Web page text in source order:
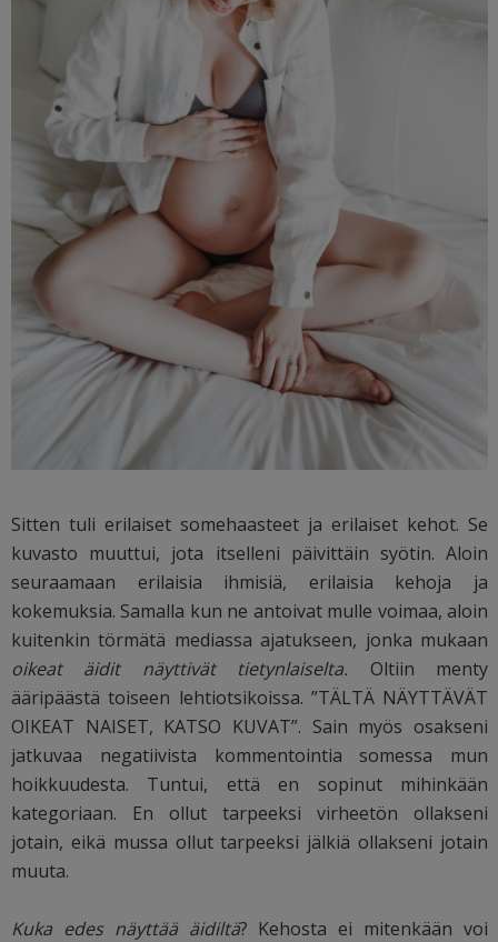
Sitten tuli erilaiset somehaasteet ja erilaiset kehot. Se
kuvasto muuttui, jota itselleni päivittäin syötin. Aloin
seuraamaan erilaisia ihmisiä, erilaisia kehoja ja
kokemuksia. Samalla kun ne antoivat mulle voimaa, aloin
kuitenkin törmätä mediassa ajatukseen, jonka mukaan
oikeat äidit näyttivät tietynlaiselta. Oltiin menty
ääripäästä toiseen lehtiotsikoissa. ”TÄLTÄ NÄYTTÄVÄT
OIKEAT NAISET, KATSO KUVAT”. Sain myös osakseni
jatkuvaa negatiivista kommentointia somessa mun
hoikkuudesta. Tuntui, että en sopinut mihinkään
kategoriaan. En ollut tarpeeksi virheetön ollakseni
jotain, eikä mussa ollut tarpeeksi jälkiä ollakseni jotain
muuta.
Kuka edes näyttää äidiltä? Kehosta ei mitenkään voi